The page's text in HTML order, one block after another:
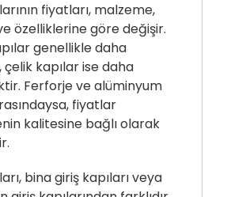
fiyatları, malzeme,
özelliklerine göre değişir.
genellikle daha
çelik kapılar ise daha
Ferforje ve alüminyum
fiyatlar
kalitesine bağlı olarak
bina giriş kapıları veya